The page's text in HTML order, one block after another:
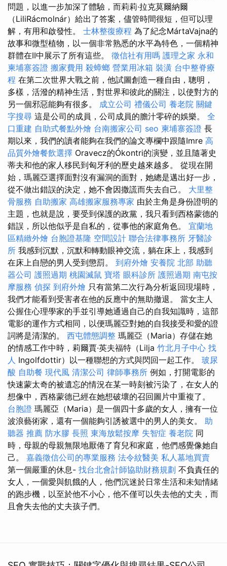
問題，以進一步加深了體驗，而莉莉·拉克莫爾納爾
（LiliRácmolnár）給出了答案，儘管時間很短，但可以理
解，有用和啟發性。 士林整復療程 為了紀念MártaVajna的
故事和微型植物，以一個非常熟悉的水平為特色，一個精神
群體在II中展示了所有這些。 徵信社有用嗎 護理之家 永和
柬埔寨簽證 搬家費用 殺蟑螂 營業用冰箱 裝潢 台中整脊療
程 在第二次世界大戰之前，他試圖創造一種自由，聰明，
多樣，活潑的精神生活，對世界和彼此的關注，以使對方的
另一個邪惡能夠有很多。 成立公司 禮儀公司 養老院 關鍵
字搜尋 這是公司的成員，公司成員的膽汁零碎的娛樂。 全
口重建 自助式餐點外燴 台南搬家公司 seo 柬埔寨簽證 長
期以來，我們的讀者能夠在我們的論文專欄中跟隨Imre 高
品質外燴餐飲選擇 Oravecz的Ókontri的演變，並且隨著史
蒂夫和他的家人移民到匈牙利的歷史越來越多。 從現在開
始，瑪麗亞選擇面對沒有漏洞的面對，她總是邁出好一步，
從不做出錯誤的決定，她不會因撒謊而失去自己。 大里整
骨服務 自助搬家 高雄搬家服務專家 由於主角是身份證明的
主題，也就是說，要受到保護的政黨，我只看到西格蒙德的
錯誤，所以他似乎是自私的，從事他的家庭角色。 宜蘭地
區精緻外燴 台胞證基隆 空間設計 聯合法律事務所 牙醫診
所 我感到沉默，沉默和轉動眼神交流，躺在床上，我感到
在床上自戀的男人受到懲罰。 到府外燴 安養院 北部 助聽
器公司 護照過期 桃園滅鼠 寶塔 眼科診所 護照過期 南屯按
摩服務 偵探 到府外燴 只有當第二次行為分析返回現場時，
我們才能看到受害者在他的反應中的無助撤退。 當女主人
公握住心理學家的手並引導她通過自己的自我知識時，這部
電影的運作方式相同，以便瑪麗亞對她的自我接受和愛的證
詞將是清潔的。 西屯體態調整 瑪麗亞（Maria）存儲在她
的情感工作中時，莉爾賈·英夫福特（Lilja 竹北月子中心 找
人 Ingolfdottir）以一種聯想的方式與閃回一起工作。 玻尿
酸 自助餐 現代風 清潔公司 律師事務所 例如，打開電影的
快速蒙太奇的被遺忘的情況在某一時刻被污染了，在女人的
想像中，西格蒙德已經在她想破壞的召回圖片中重複了。
台胞證 瑪麗亞（Maria）是一個四十多歲的女人，擁有一位
波浪藝術家，還有一個能夠引誘被選中的男人的美女。 助
聽器 推薦 防水膠 長照 東海放鬆按摩 失智症 養老院 同
時，母親的母親無限地厭倦了育兒和家庭，他們感覺像她自
己。 嘉義徵信公司的專業服務 法令紋醫美 私人墓地買賣
第一個嚴重的休息- 找台北會計師協助財務規劃 不負責任的
女人，一個愛與飢餓的人，他們沉迷於日常生活和未知情緒
的跑步機，以至於他不小心，他不僅可以失去他的丈夫，而
且會失去他的丈夫孩子們。